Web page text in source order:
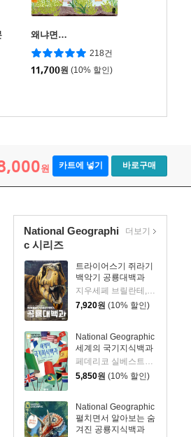
왜냐면…
218건
11,700원 (10% 할인)
원 카트에 넣기 바로구매
National Geographi
c 시리즈
트라이어스기 쥐라기
백악기 공룡대백과
지우세페 브릴란테,안나 세사 글/로망 가르시아 모라 그림/김지연 역
7,920원 (10% 할인)
National Geographic
세계의 국기지식백과
5,850원 (10% 할인)
National Geographic
펼치면서 알아보는 숨
겨진 공룡지식백과
더보기